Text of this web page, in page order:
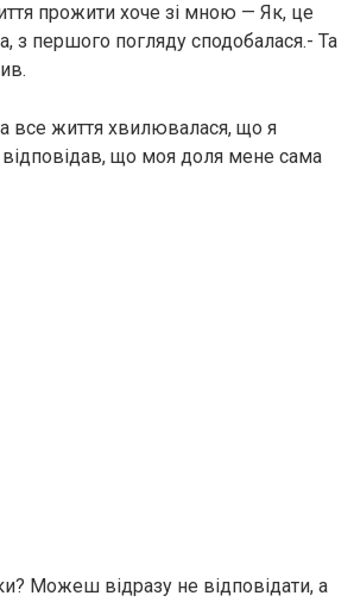
прожити хоче зі мною — Як, це
з першого погляду сподобалася.- Та
все життя хвилювалася, що я
що моя доля мене сама
Можеш відразу не відповідати, а